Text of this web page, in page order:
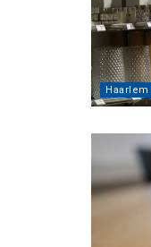
Haarlem